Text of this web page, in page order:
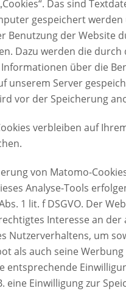
Das sind
gespeichert werden
Benutzung der Website
Dazu werden die durch
über die
unserem Server
vor der Speicherung
verbleiben auf
von Matomo-
Analyse-Tools
1 lit. f DSGVO. Der
Interesse an
Nutzerverhaltens, um
als auch seine
entsprechende
eine Einwilligung zur